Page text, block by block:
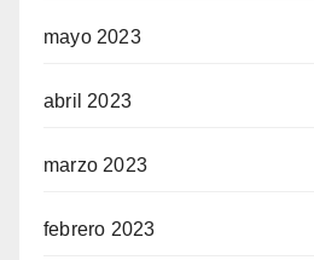
mayo 2023
abril 2023
marzo 2023
febrero 2023